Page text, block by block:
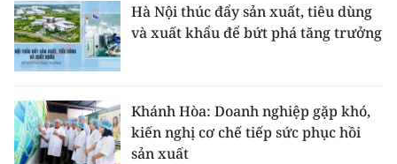
Hà Nội thúc đẩy sản xuất, tiêu dùng
và xuất khẩu để bứt phá tăng trưởng
Khánh Hòa: Doanh nghiệp gặp khó,
kiến nghị cơ chế tiếp sức phục hồi
sản xuất